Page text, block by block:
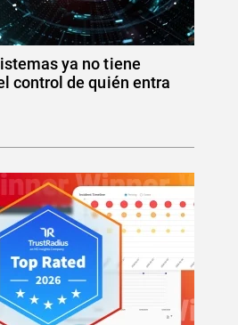
ya no tiene
control de quién entra